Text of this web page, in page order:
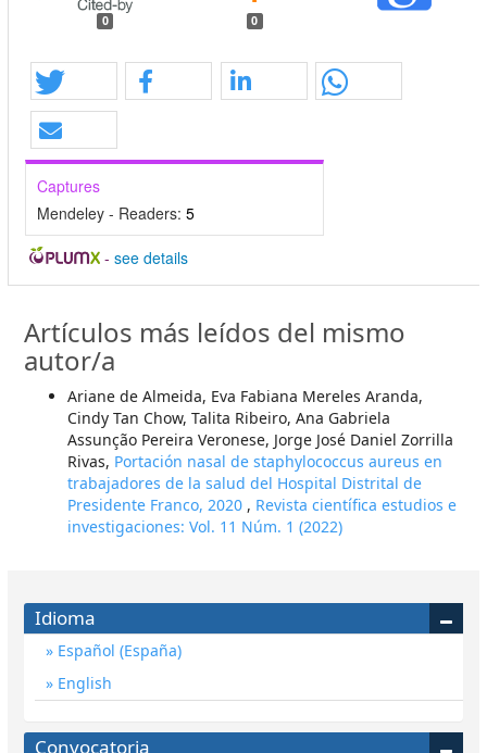
0 0
Captures
Mendeley - Readers: 5
-see details
Artículos más leídos del mismo
autor/a
Ariane de Almeida, Eva Fabiana Mereles Aranda,
Cindy Tan Chow, Talita Ribeiro, Ana Gabriela
Assunção Pereira Veronese, Jorge José Daniel Zorrilla
Rivas, Portación nasal de staphylococcus aureus en
trabajadores de la salud del Hospital Distrital de
Presidente Franco, 2020 , Revista científica estudios e
investigaciones: Vol. 11 Núm. 1 (2022)
Idioma
Español (España)
English
Convocatoria